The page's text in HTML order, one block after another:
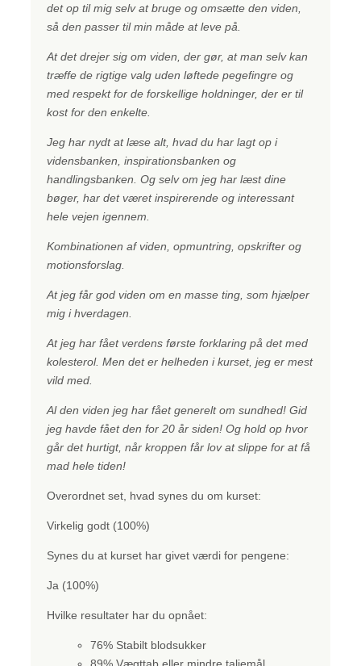
det op til mig selv at bruge og omsætte den viden,
så den passer til min måde at leve på.
At det drejer sig om viden, der gør, at man selv kan
træffe de rigtige valg uden løftede pegefingre og
med respekt for de forskellige holdninger, der er til
kost for den enkelte.
Jeg har nydt at læse alt, hvad du har lagt op i
vidensbanken, inspirationsbanken og
handlingsbanken. Og selv om jeg har læst dine
bøger, har det været inspirerende og interessant
hele vejen igennem.
Kombinationen af viden, opmuntring, opskrifter og
motionsforslag.
At jeg får god viden om en masse ting, som hjælper
mig i hverdagen.
At jeg har fået verdens første forklaring på det med
kolesterol. Men det er helheden i kurset, jeg er mest
vild med.
Al den viden jeg har fået generelt om sundhed! Gid
jeg havde fået den for 20 år siden! Og hold op hvor
går det hurtigt, når kroppen får lov at slippe for at få
mad hele tiden!
Overordnet set, hvad synes du om kurset:
Virkelig godt (100%)
Synes du at kurset har givet værdi for pengene:
Ja (100%)
Hvilke resultater har du opnået:
76% Stabilt blodsukker
89% Vægttab eller mindre taljemål